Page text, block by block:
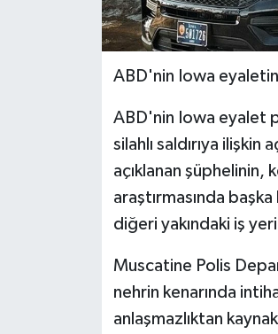
ABD'nin Iowa
ABD'nin Iowa eyalet
silahlı saldırıya
açıklanan
araştırmasında
diğeri yakındaki iş
Muscatine Polis
nehrin kenarında
anlaşmazlıktan